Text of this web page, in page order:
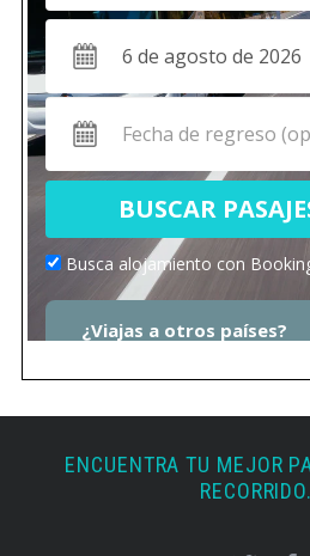
ENCUENTRA TU MEJOR